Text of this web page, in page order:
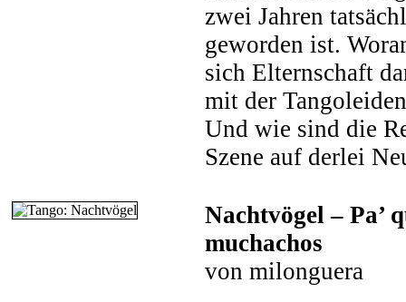
zwei Jahren
geworden ist.
sich Elternschaft
mit der
Und wie sind die
Szene auf derlei
Nachtvögel – Pa’
muchachos
von milonguera